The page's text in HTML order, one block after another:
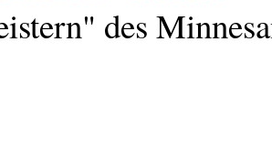
des